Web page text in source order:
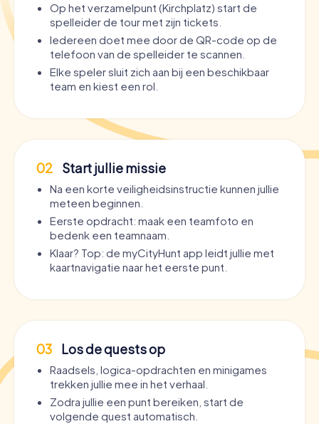
Op het verzamelpunt (Kirchplatz) start de
spelleider de tour met zijn tickets.
Iedereen doet mee door de QR-code op de
telefoon van de spelleider te scannen.
Elke speler sluit zich aan bij een beschikbaar
team en kiest een rol.
02 Start jullie missie
Na een korte veiligheidsinstructie kunnen jullie
meteen beginnen.
Eerste opdracht: maak een teamfoto en
bedenk een teamnaam.
Klaar? Top: de myCityHunt app leidt jullie met
kaartnavigatie naar het eerste punt.
03 Los de quests op
Raadsels, logica-opdrachten en minigames
trekken jullie mee in het verhaal.
Zodra jullie een punt bereiken, start de
volgende quest automatisch.